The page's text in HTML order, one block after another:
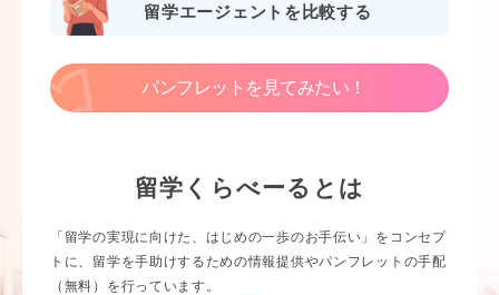
留学エージェントを比較する
パンフレットを見てみたい！
留学くらべーるとは
「留学の実現に向けた、はじめの一歩のお手伝い」をコンセプ
トに、留学を手助けするための情報提供やパンフレットの手配
（無料）を行っています。